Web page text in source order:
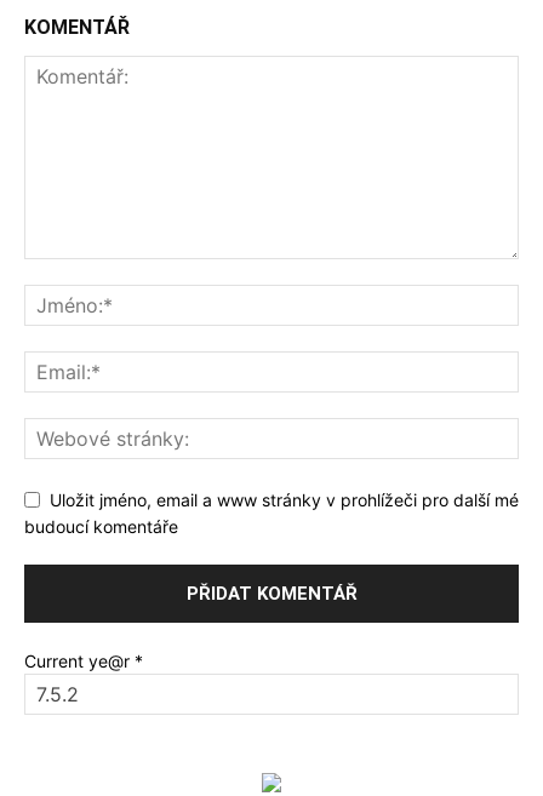
KOMENTÁŘ
Uložit jméno, email a www stránky v prohlížeči pro další mé
budoucí komentáře
Current ye@r *